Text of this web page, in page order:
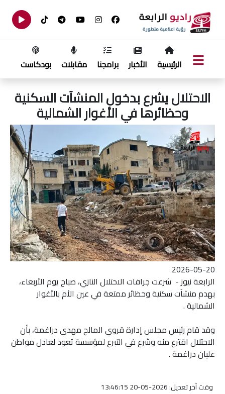
الرئيسية الأخبار برامجنا مقابلات بودكاست
الاحتلال يشرع بدخول المنشآت السكنية
وحظائرها في الأغوار الشمالية
2026-05-20
الرابعة نيوز - شرعت جرافات الاحتلال النازي، صباح يوم الأربعاء،
بهدم منشآت سكنية وحظائر ممتعة في عين الأم بالأغوار
الشمالية .
وقد قام رئيس مجلس إدارة قروي المالح مهدي دراغمة، بأن
الاحتلال اقترع منه وشرع في التبرع لمؤسسة تعود لعادل مواطن
عليان دراغمة .
وقت آخر تعديل: 2026-05-20 13:46:15